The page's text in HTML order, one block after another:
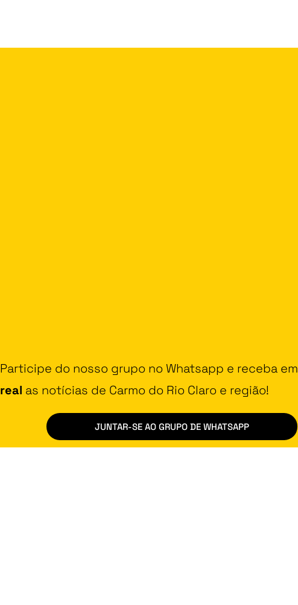
Participe do nosso grupo no Whatsapp e receba em
real as notícias de Carmo do Rio Claro e região!
JUNTAR-SE AO GRUPO DE WHATSAPP